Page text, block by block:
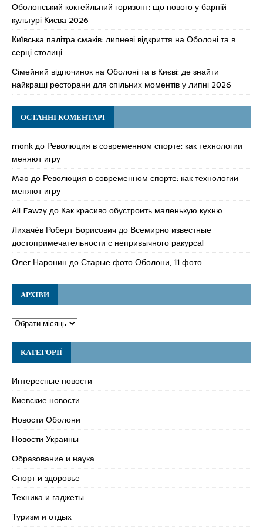
Оболонський коктейльний горизонт: що нового у барній
культурі Києва 2026
Київська палітра смаків: липневі відкриття на Оболоні та в
серці столиці
Сімейний відпочинок на Оболоні та в Києві: де знайти
найкращі ресторани для спільних моментів у липні 2026
ОСТАННІ КОМЕНТАРІ
monkдо Революция в современном спорте: как технологии
меняют игру
Mao до Революция в современном спорте: как технологии
меняют игру
Ali Fawzyдо Как красиво обустроить маленькую кухню
Лихачёв Роберт Борисовичдо Всемирно известные
достопримечательности с непривычного ракурса!
Олег Наронин доСтарые фото Оболони, 11 фото
АРХІВИ
КАТЕГОРІЇ
Интересные новости
Киевские новости
Новости Оболони
Новости Украины
Образование и наука
Спорт и здоровье
Техника и гаджеты
Туризм и отдых